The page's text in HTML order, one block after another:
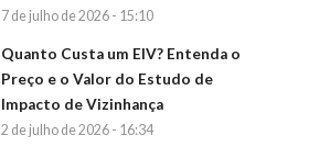
7 de julho de 2026 - 15:10
Quanto Custa um EIV? Entenda o
Preço e o Valor do Estudo de
Impacto de Vizinhança
2 de julho de 2026 - 16:34